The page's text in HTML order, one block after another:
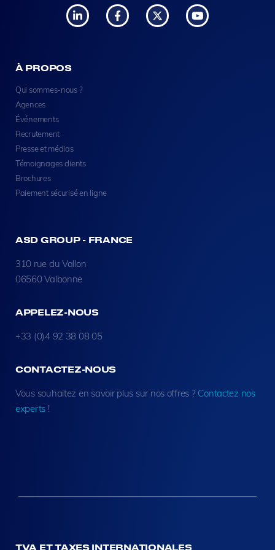
À PROPOS
Qui sommes-nous ?
Agences
Événements
Recrutement
Presse et médias
Témoignages clients
Brochures
Paiement sécurisé en ligne
ASD GROUP - FRANCE
310 rue du Vallon
06560 Valbonne
APPELEZ-NOUS
+33 (0)4 92 38 08 05
CONTACTEZ-NOUS
Vous souhaitez en savoir plus sur nos offres ? Contactez nos
experts !
TVA ET TAXES INTERNATIONALES